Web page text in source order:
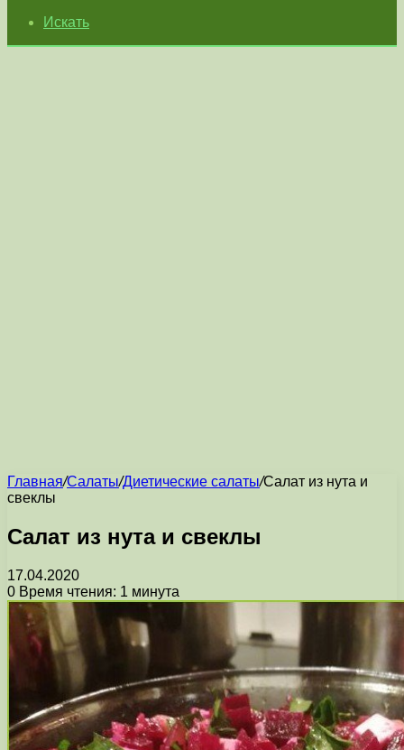
Искать
Главная/Салаты/Диетические салаты/Салат из нута и
свеклы
Салат из нута и свеклы
17.04.2020
0 Время чтения: 1 минута